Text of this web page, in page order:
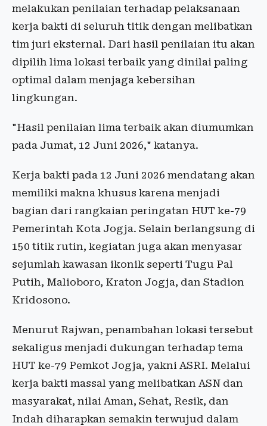
melakukan penilaian terhadap pelaksanaan
kerja bakti di seluruh titik dengan melibatkan
tim juri eksternal. Dari hasil penilaian itu akan
dipilih lima lokasi terbaik yang dinilai paling
optimal dalam menjaga kebersihan
lingkungan.
"Hasil penilaian lima terbaik akan diumumkan
pada Jumat, 12 Juni 2026," katanya.
Kerja bakti pada 12 Juni 2026 mendatang akan
memiliki makna khusus karena menjadi
bagian dari rangkaian peringatan HUT ke-79
Pemerintah Kota Jogja. Selain berlangsung di
150 titik rutin, kegiatan juga akan menyasar
sejumlah kawasan ikonik seperti Tugu Pal
Putih, Malioboro, Kraton Jogja, dan Stadion
Kridosono.
Menurut Rajwan, penambahan lokasi tersebut
sekaligus menjadi dukungan terhadap tema
HUT ke-79 Pemkot Jogja, yakni ASRI. Melalui
kerja bakti massal yang melibatkan ASN dan
masyarakat, nilai Aman, Sehat, Resik, dan
Indah diharapkan semakin terwujud dalam